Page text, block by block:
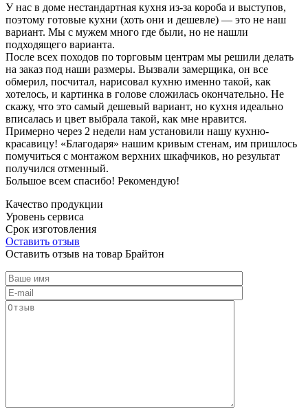
У нас в доме нестандартная кухня из-за короба и выступов,
поэтому готовые кухни (хоть они и дешевле) — это не наш
вариант. Мы с мужем много где были, но не нашли
подходящего варианта.
После всех походов по торговым центрам мы решили делать
на заказ под наши размеры. Вызвали замерщика, он все
обмерил, посчитал, нарисовал кухню именно такой, как
хотелось, и картинка в голове сложилась окончательно. Не
скажу, что это самый дешевый вариант, но кухня идеально
вписалась и цвет выбрала такой, как мне нравится.
Примерно через 2 недели нам установили нашу кухню-
красавицу! «Благодаря» нашим кривым стенам, им пришлось
помучиться с монтажом верхних шкафчиков, но результат
получился отменный.
Большое всем спасибо! Рекомендую!
Качество продукции
Уровень сервиса
Срок изготовления
Оставить отзыв
Оставить отзыв на товар Брайтон